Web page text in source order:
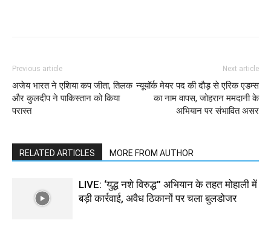
Previous article
अजेय भारत ने एशिया कप जीता, तिलक
और कुलदीप ने पाकिस्तान को किया
परास्त
Next article
न्यूयॉर्क मेयर पद की दौड़ से एरिक एडम्स
का नाम वापस, जोहरान ममदानी के
अभियान पर संभावित असर
RELATED ARTICLES MORE FROM AUTHOR
LIVE: ‘युद्ध नशे विरुद्ध” अभियान के तहत मोहाली में
बड़ी कार्रवाई, अवैध ठिकानों पर चला बुलडोजर